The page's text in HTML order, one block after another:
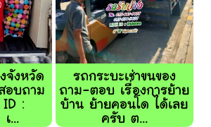
จังหวัด
อบถาม
:
...
รถกระบะเช่าขนของ
ถาม-ตอบ เรื่องการย้าย
บ้าน ย้ายคอนโด ได้เลย
ครับ ต...